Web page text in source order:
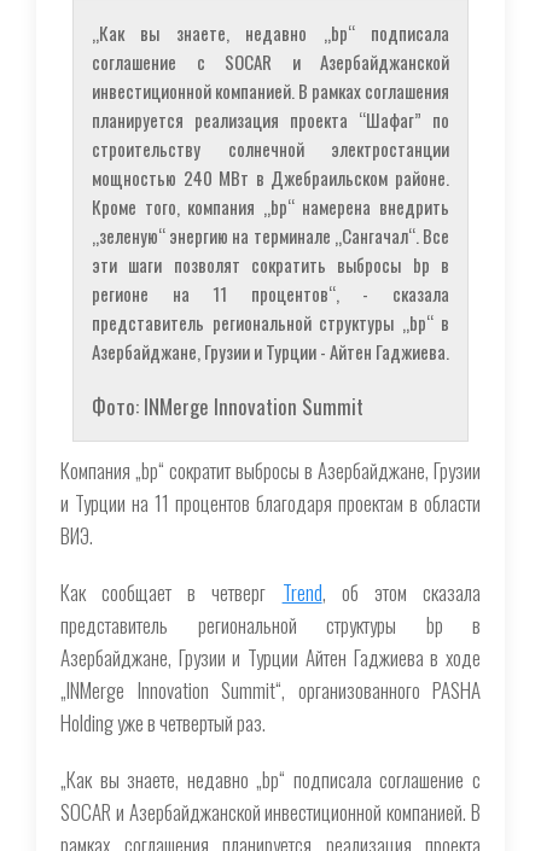
„Как вы знаете, недавно „bp“ подписала
соглашение с SOCAR и Азербайджанской
инвестиционной компанией. В рамках соглашения
планируется реализация проекта “Шафаг” по
строительству солнечной электростанции
мощностью 240 МВт в Джебраильском районе.
Кроме того, компания „bp“ намерена внедрить
„зеленую“ энергию на терминале „Сангачал“. Все
эти шаги позволят сократить выбросы bp в
регионе на 11 процентов“, - сказала
представитель региональной структуры „bp“ в
Азербайджане, Грузии и Турции - Айтен Гаджиева.
Фото: INMerge Innovation Summit
Компания „bp“ сократит выбросы в Азербайджане, Грузии
и Турции на 11 процентов благодаря проектам в области
ВИЭ.
Как сообщает в четверг Trend, об этом сказала
представитель региональной структуры bp в
Азербайджане, Грузии и Турции Айтен Гаджиева в ходе
„INMerge Innovation Summit“, организованного PASHA
Holding уже в четвертый раз.
„Как вы знаете, недавно „bp“ подписала соглашение с
SOCAR и Азербайджанской инвестиционной компанией. В
рамках соглашения планируется реализация проекта